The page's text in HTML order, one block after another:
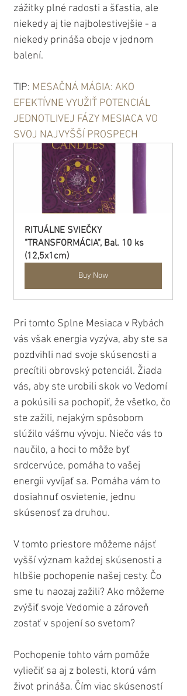
zážitky plné radosti a šťastia, ale
niekedy aj tie najbolestivejšie - a
niekedy prináša oboje v jednom
balení.
TIP: MESAČNÁ MÁGIA: AKO
EFEKTÍVNE VYUŽIŤ POTENCIÁL
JEDNOTLIVEJ FÁZY MESIACA VO
SVOJ NAJVYŠŠÍ PROSPECH
RITUÁLNE SVIEČKY
"TRANSFORMÁCIA", Bal. 10 ks
(12,5x1cm)
Buy Now
Pri tomto Splne Mesiaca v Rybách
vás však energia vyzýva, aby ste sa
pozdvihli nad svoje skúsenosti a
precítili obrovský potenciál. Žiada
vás, aby ste urobili skok vo Vedomí
a pokúsili sa pochopiť, že všetko, čo
ste zažili, nejakým spôsobom
slúžilo vášmu vývoju. Niečo vás to
naučilo, a hoci to môže byť
srdcervúce, pomáha to vašej
energii vyvíjať sa. Pomáha vám to
dosiahnuť osvietenie, jednu
skúsenosť za druhou.
V tomto priestore môžeme nájsť
vyšší význam každej skúsenosti a
hlbšie pochopenie našej cesty. Čo
sme tu naozaj zažili? Ako môžeme
zvýšiť svoje Vedomie a zároveň
zostať v spojení so svetom?
Pochopenie tohto vám pomôže
vyliečiť sa aj z bolesti, ktorú vám
život prináša. Čím viac skúseností